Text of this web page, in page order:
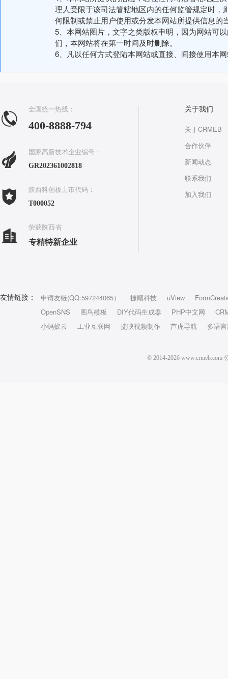
理人受限于该司法管辖地区内的任何监管规定时
何限制或禁止用户使用或分发本网站所提供信息的
5、本网站图片，文字之类版权申明，因为网站可
们，本网站将在第一时间及时删除。
6、凡以任何方式登陆本网站或直接、间接使用本
全国统一热线：
400-8888-794
国家高新技术企业编号：
GR202361002818
陕西科创板上市代码：
T000052
荣获陕西省
专精特新企业
关于我们
关于CRMEB
合作伙伴
新闻动态
联系我们
加入我们
友情链接： 申请友链(QQ:597244065） 捷顺科技 uView
OpenSNS
图鸟模板 DIY代码生成器 PHP中文网
小蚂蚁云
工业互联网 捷映视频制作 芦虎导航 多语
© 2014-2026